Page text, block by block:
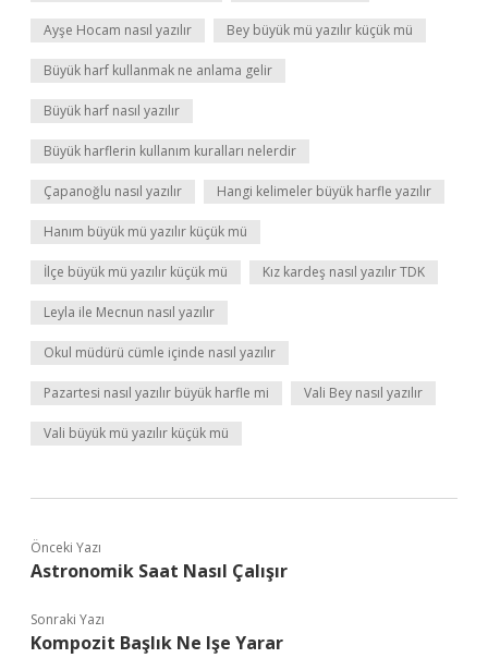
Ayşe Hocam nasıl yazılır Bey büyük mü yazılır küçük mü
Büyük harf kullanmak ne anlama gelir
Büyük harf nasıl yazılır
Büyük harflerin kullanım kuralları nelerdir
Çapanoğlu nasıl yazılır Hangi kelimeler büyük harfle yazılır
Hanım büyük mü yazılır küçük mü
İlçe büyük mü yazılır küçük mü Kız kardeş nasıl yazılır TDK
Leyla ile Mecnun nasıl yazılır
Okul müdürü cümle içinde nasıl yazılır
Pazartesi nasıl yazılır büyük harfle mi Vali Bey nasıl yazılır
Vali büyük mü yazılır küçük mü
Önceki Yazı
Astronomik Saat Nasıl Çalışır
Sonraki Yazı
Kompozit Başlık Ne Işe Yarar